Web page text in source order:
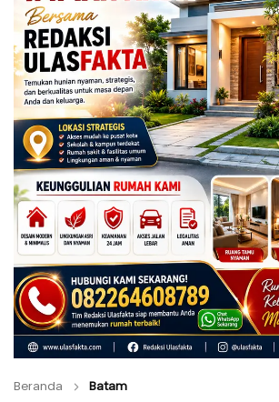
Beranda Batam